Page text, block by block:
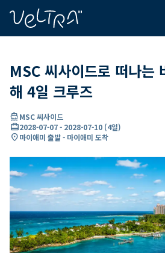
MSC 씨사이드로 떠나는
해 4일 크루즈
directions_boatMSC 씨사이드
card_travel2028-07-07- 2028-07-10 (4일)
location_on마이애미 출발 - 마이애미 도착